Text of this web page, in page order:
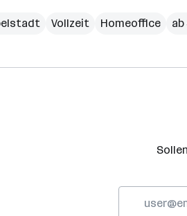
Vollzeit Homeoffice